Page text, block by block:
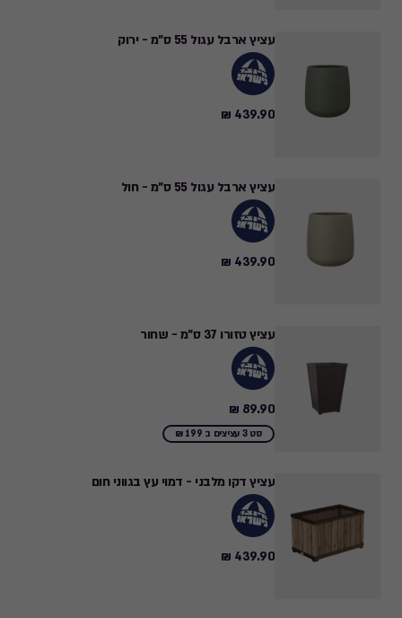
עציץ ארבל עגול 55 ס"מ - ירוק
439.90
439.90 ₪
עציץ ארבל עגול 55 ס"מ - חול
439.90
439.90 ₪
עציץ טזורו 37 ס"מ - שחור
89.90
₪
89.90 ₪
סט 3 עציצים ב 199 ₪
עציץ דקו מלבני - דמוי עץ בגווני חום
439.90
439.90 ₪